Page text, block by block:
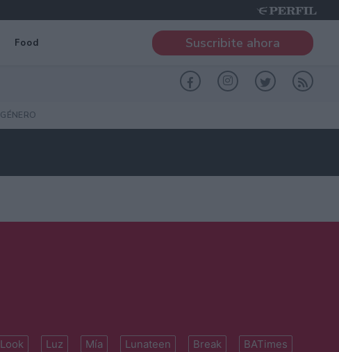
Food Suscribite ahora
GÉNERO
Look Luz Mía Lunateen Break BATimes